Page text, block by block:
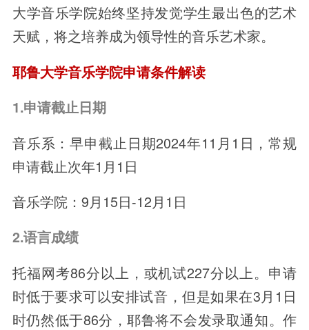
大学音乐学院始终坚持发觉学生最出色的艺术
天赋，将之培养成为领导性的音乐艺术家。
耶鲁大学音乐学院申请条件解读
1.申请截止日期
音乐系：早申截止日期2024年11月1日，常规
申请截止次年1月1日
音乐学院：9月15日-12月1日
2.语言成绩
托福网考86分以上，或机试227分以上。申请
时低于要求可以安排试音，但是如果在3月1日
时仍然低于86分，耶鲁将不会发录取通知。作